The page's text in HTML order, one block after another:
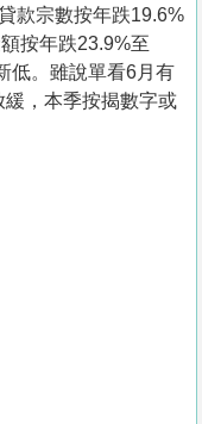
款宗數按年跌19.6%
按年跌23.9%至
低。雖說單看6月有
，本季按揭數字或